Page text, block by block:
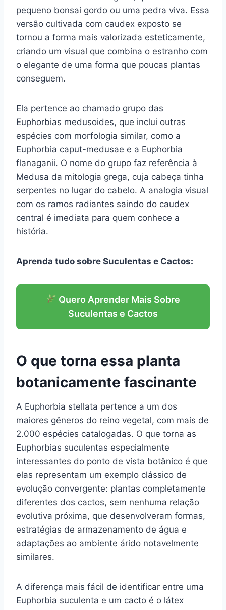
pequeno bonsai gordo ou uma pedra viva. Essa
versão cultivada com caudex exposto se
tornou a forma mais valorizada esteticamente,
criando um visual que combina o estranho com
o elegante de uma forma que poucas plantas
conseguem.
Ela pertence ao chamado grupo das
Euphorbias medusoides, que inclui outras
espécies com morfologia similar, como a
Euphorbia caput-medusae e a Euphorbia
flanaganii. O nome do grupo faz referência à
Medusa da mitologia grega, cuja cabeça tinha
serpentes no lugar do cabelo. A analogia visual
com os ramos radiantes saindo do caudex
central é imediata para quem conhece a
história.
Aprenda tudo sobre Suculentas e Cactos:
Quero Aprender Mais Sobre
Suculentas e Cactos
O que torna essa planta
botanicamente fascinante
A Euphorbia stellata pertence a um dos
maiores gêneros do reino vegetal, com mais de
2.000 espécies catalogadas. O que torna as
Euphorbias suculentas especialmente
interessantes do ponto de vista botânico é que
elas representam um exemplo clássico de
evolução convergente: plantas completamente
diferentes dos cactos, sem nenhuma relação
evolutiva próxima, que desenvolveram formas,
estratégias de armazenamento de água e
adaptações ao ambiente árido notavelmente
similares.
A diferença mais fácil de identificar entre uma
Euphorbia suculenta e um cacto é o látex